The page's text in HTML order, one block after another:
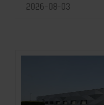
2026-08-03